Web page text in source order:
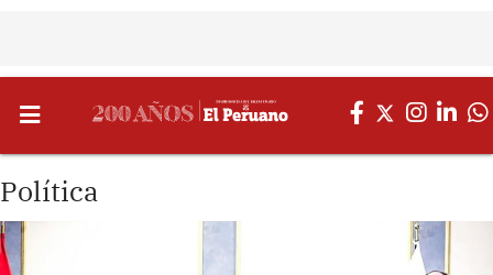
Política